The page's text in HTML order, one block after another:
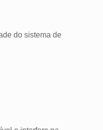
do sistema de